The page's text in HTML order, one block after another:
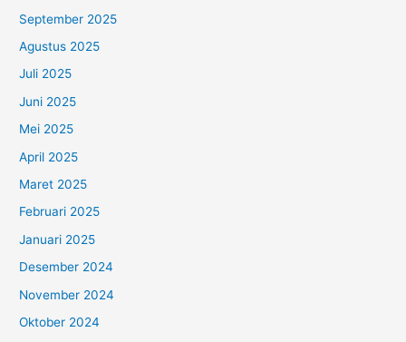
September 2025
Agustus 2025
Juli 2025
Juni 2025
Mei 2025
April 2025
Maret 2025
Februari 2025
Januari 2025
Desember 2024
November 2024
Oktober 2024